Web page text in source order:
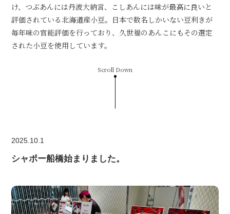
け、つぶあんには丹波大納言、こしあんには味が最高に良いと
評価されている北海道産小豆。日本で数名しかいない豆利きが
毎年味の官能評価を行っており、久世福のあんこにもその選定
された小豆を使用しています。
Scroll Down
2025.10.1
シャポー船橋始まりました。